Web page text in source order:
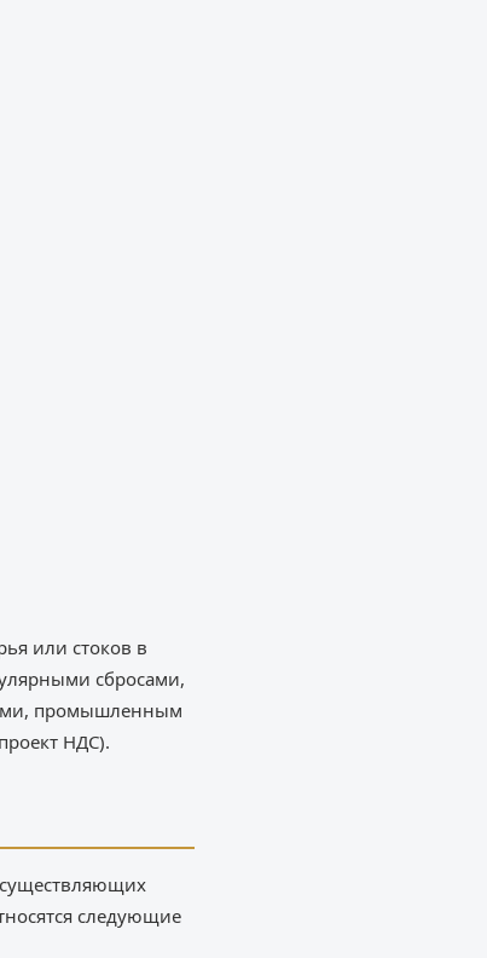
или стоков в
сбросами,
промышленным
НДС).
следующие